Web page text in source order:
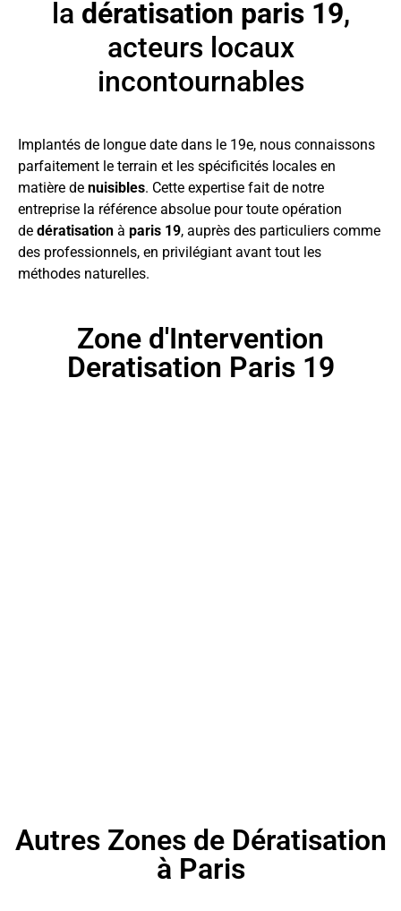
la dératisation paris 19,
acteurs locaux
incontournables
Implantés de longue date dans le 19e, nous connaissons
parfaitement le terrain et les spécificités locales en
matière de nuisibles. Cette expertise fait de notre
entreprise la référence absolue pour toute opération
de dératisation à paris 19, auprès des particuliers comme
des professionnels, en privilégiant avant tout les
méthodes naturelles.
Zone d'Intervention
Deratisation Paris 19
Autres Zones de Dératisation
à Paris